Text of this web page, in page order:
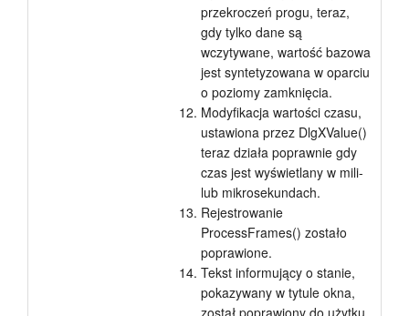
przekroczeń progu, teraz,
gdy tylko dane są
wczytywane, wartość bazowa
jest syntetyzowana w oparciu
o poziomy zamknięcia.
Modyfikacja wartości czasu,
ustawiona przez DlgXValue()
teraz działa poprawnie gdy
czas jest wyświetlany w mili-
lub mikrosekundach.
Rejestrowanie
ProcessFrames() zostało
poprawione.
Tekst informujący o stanie,
pokazywany w tytule okna,